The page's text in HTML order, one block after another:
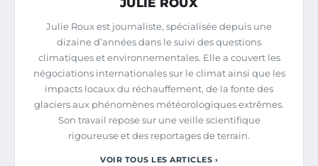
JULIE ROUX
Julie Roux est journaliste, spécialisée depuis une
dizaine d’années dans le suivi des questions
climatiques et environnementales. Elle a couvert les
négociations internationales sur le climat ainsi que les
impacts locaux du réchauffement, de la fonte des
glaciers aux phénomènes météorologiques extrêmes.
Son travail repose sur une veille scientifique
rigoureuse et des reportages de terrain.
VOIR TOUS LES ARTICLES ›